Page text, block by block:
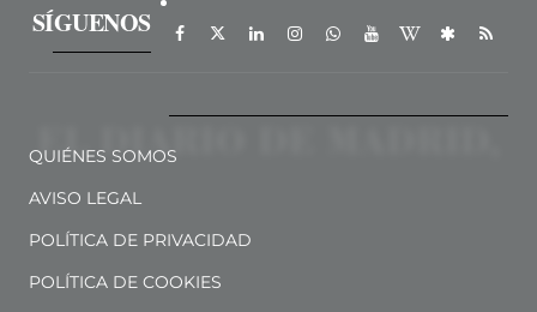
SÍGUENOS
QUIÉNES SOMOS
AVISO LEGAL
POLÍTICA DE PRIVACIDAD
POLÍTICA DE COOKIES